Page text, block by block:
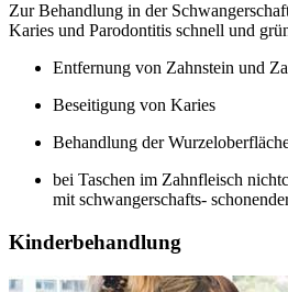
Zur Behandlung in der
Karies und Parodontitis schnell und
Entfernung von Zahnstein und
Beseitigung von Karies
Behandlung der
bei Taschen im Zahnfleisch
mit schwangerschafts-
Kinderbehandlung